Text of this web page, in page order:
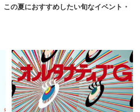
の夏におすすめしたい旬なイベント・